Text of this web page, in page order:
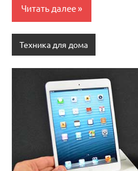
Читать далее
Техника для дома